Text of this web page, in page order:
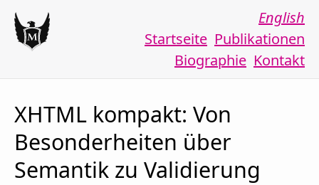
Startseite Publikationen
Biographie Kontakt
English
XHTML kompakt: Von
Besonderheiten über
Semantik zu Validierung